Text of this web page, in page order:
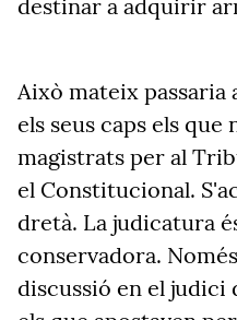
destinar a adquirir
Això mateix passaria
els seus caps els que
magistrats per al
el Constitucional.
dretà. La judicatura
conservadora.
discussió en el judici